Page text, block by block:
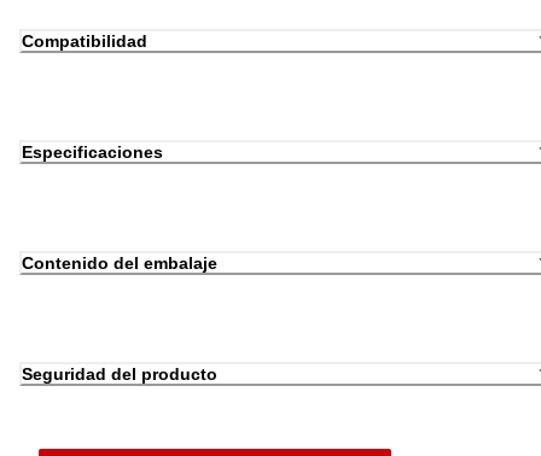
Compatibilidad
Especificaciones
Contenido del embalaje
Seguridad del producto